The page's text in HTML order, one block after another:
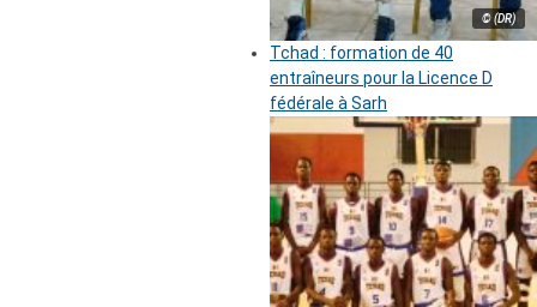
© (DR)
Tchad : formation de 40
entraîneurs pour la Licence D
fédérale à Sarh